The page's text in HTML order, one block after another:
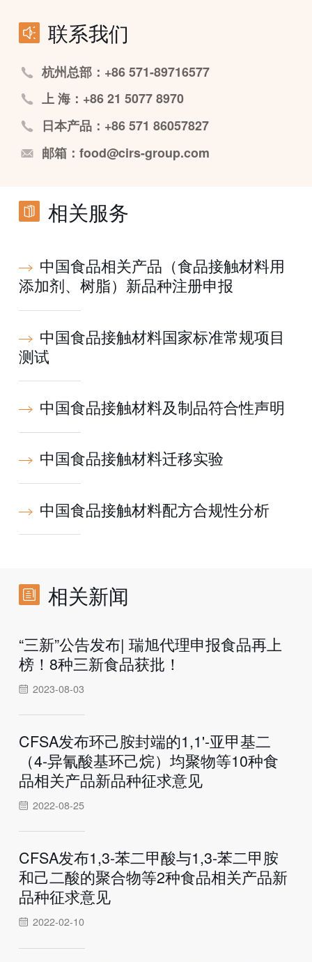
联系我们
杭州总部：+86 571-89716577
上 海：+86 21 5077 8970
日本产品：+86 571 86057827
邮箱：food@cirs-group.com
相关服务
中国食品相关产品（食品接触材料用
添加剂、树脂）新品种注册申报
中国食品接触材料国家标准常规项目
测试
中国食品接触材料及制品符合性声明
中国食品接触材料迁移实验
中国食品接触材料配方合规性分析
相关新闻
“三新”公告发布| 瑞旭代理申报食品再上
榜！8种三新食品获批！
2023-08-03
CFSA发布环己胺封端的1,1'-亚甲基二
（4-异氰酸基环己烷）均聚物等10种食
品相关产品新品种征求意见
2022-08-25
CFSA发布1,3-苯二甲酸与1,3-苯二甲胺
和己二酸的聚合物等2种食品相关产品新
品种征求意见
2022-02-10